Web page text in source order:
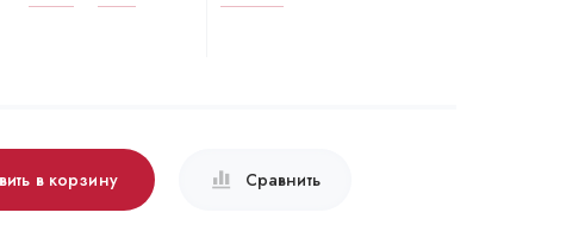
в корзину Сравнить